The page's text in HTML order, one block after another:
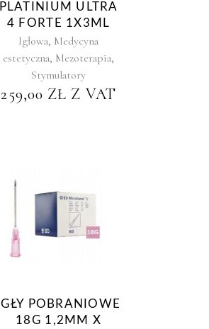
PLATINIUM ULTRA
4 FORTE 1X3ML
Igłowa, Medycyna
estetyczna, Mezoterapia,
Stymulatory
259,00 ZŁ Z VAT
IGŁY POBRANIOWE
18G 1,2MM X